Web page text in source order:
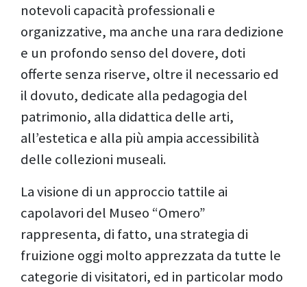
notevoli capacità professionali e
organizzative, ma anche una rara dedizione
e un profondo senso del dovere, doti
offerte senza riserve, oltre il necessario ed
il dovuto, dedicate alla pedagogia del
patrimonio, alla didattica delle arti,
all’estetica e alla più ampia accessibilità
delle collezioni museali.
La visione di un approccio tattile ai
capolavori del Museo “Omero”
rappresenta, di fatto, una strategia di
fruizione oggi molto apprezzata da tutte le
categorie di visitatori, ed in particolar modo